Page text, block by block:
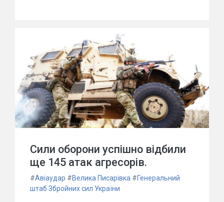
Сили оборони успішно відбили
ще 145 атак агресорів.
#Авіаудар #Велика Писарівка #Генеральний
штаб Збройних сил України